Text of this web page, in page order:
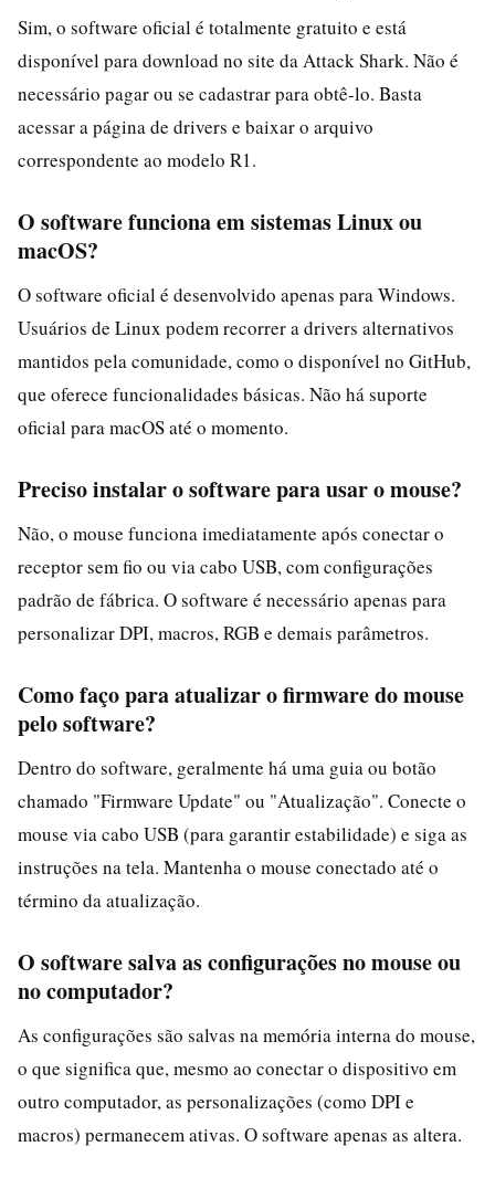
Sim, o software oficial é totalmente gratuito e está
disponível para download no site da Attack Shark. Não é
necessário pagar ou se cadastrar para obtê-lo. Basta
acessar a página de drivers e baixar o arquivo
correspondente ao modelo R1.
O software funciona em sistemas Linux ou
macOS?
O software oficial é desenvolvido apenas para Windows.
Usuários de Linux podem recorrer a drivers alternativos
mantidos pela comunidade, como o disponível no GitHub,
que oferece funcionalidades básicas. Não há suporte
oficial para macOS até o momento.
Preciso instalar o software para usar o mouse?
Não, o mouse funciona imediatamente após conectar o
receptor sem fio ou via cabo USB, com configurações
padrão de fábrica. O software é necessário apenas para
personalizar DPI, macros, RGB e demais parâmetros.
Como faço para atualizar o firmware do mouse
pelo software?
Dentro do software, geralmente há uma guia ou botão
chamado "Firmware Update" ou "Atualização". Conecte o
mouse via cabo USB (para garantir estabilidade) e siga as
instruções na tela. Mantenha o mouse conectado até o
término da atualização.
O software salva as configurações no mouse ou
no computador?
As configurações são salvas na memória interna do mouse,
o que significa que, mesmo ao conectar o dispositivo em
outro computador, as personalizações (como DPI e
macros) permanecem ativas. O software apenas as altera.